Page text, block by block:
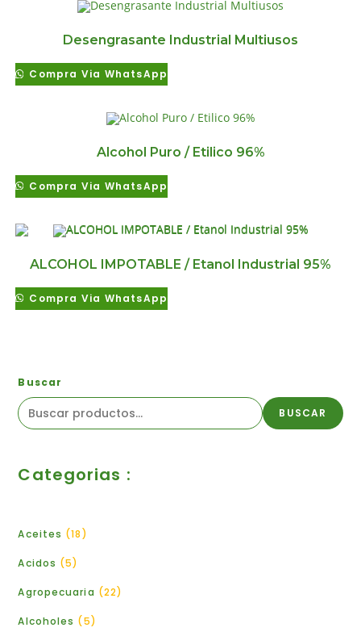
Desengrasante Industrial Multiusos
Compra Via WhatsApp
Alcohol Puro / Etilico 96%
Compra Via WhatsApp
ALCOHOL IMPOTABLE / Etanol Industrial 95%
Compra Via WhatsApp
Buscar
BUSCAR
Categorias :
Aceites 18
Acidos 5
Agropecuaria 22
Alcoholes 5